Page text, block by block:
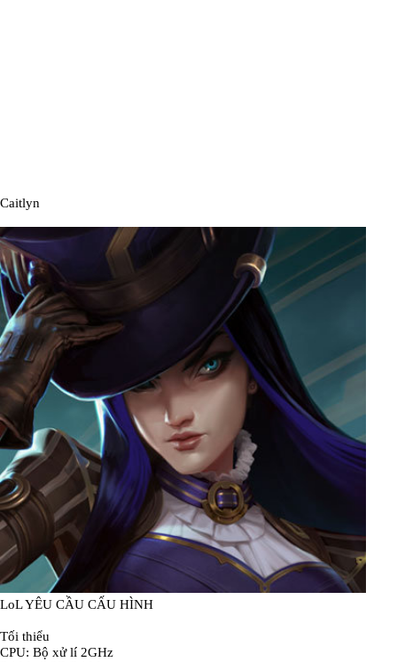
Caitlyn
LoL YÊU CẦU CẤU HÌNH
Tối thiểu
CPU: Bộ xử lí 2GHz